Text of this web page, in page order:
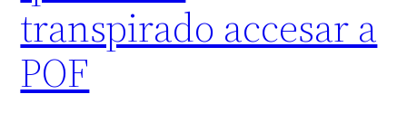
transpirado accesar a
POF